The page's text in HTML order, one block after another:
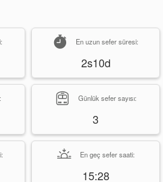
En uzun sefer süresi:
2s10d
Günlük sefer sayısı:
3
En geç sefer saati:
15:28